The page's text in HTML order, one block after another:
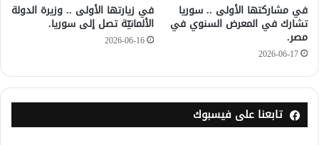
في مشاركتها الأولى .. سوريا
تشارك في المعرض السنوي في
مصر.
2026-06-17
في زيارتها الأولى .. وزيرة الدولة
الألمانيّة تصل إلى سوريا.
2026-06-16
تابعنا على فيسبوك